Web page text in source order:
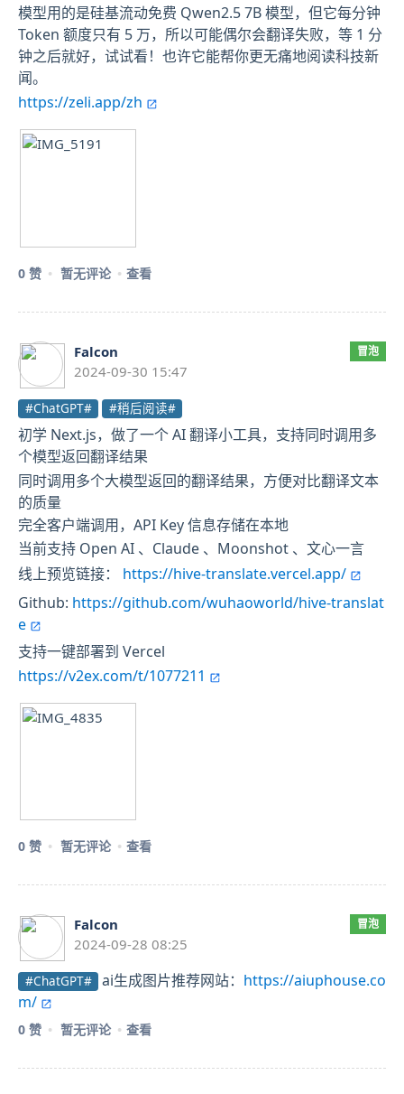
模型用的是硅基流动免费 Qwen2.5 7B 模型，但它每分钟
Token 额度只有 5 万，所以可能偶尔会翻译失败，等 1 分
钟之后就好，试试看！也许它能帮你更无痛地阅读科技新
闻。
https://zeli.app/zh
0 赞 暂无评论 查看
Falcon
2024-09-30 15:47
冒泡
#ChatGPT# #稍后阅读#
初学 Next.js，做了一个 AI 翻译小工具，支持同时调用多
个模型返回翻译结果
同时调用多个大模型返回的翻译结果，方便对比翻译文本
的质量
完全客户端调用，API Key 信息存储在本地
当前支持 Open AI 、Claude 、Moonshot 、文心一言
线上预览链接： https://hive-translate.vercel.app/
Github: https://github.com/wuhaoworld/hive-translat
e
支持一键部署到 Vercel
https://v2ex.com/t/1077211
0 赞 暂无评论 查看
Falcon
2024-09-28 08:25
冒泡
#ChatGPT# ai生成图片推荐网站： https://aiuphouse.co
m/
0 赞 暂无评论 查看